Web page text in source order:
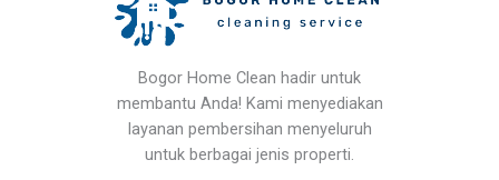
Bogor Home Clean hadir untuk
membantu Anda! Kami menyediakan
layanan pembersihan menyeluruh
untuk berbagai jenis properti.